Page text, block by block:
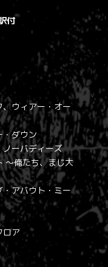
付
ウィアー・オー
・ダウン
ノーバディーズ
～俺たち、まじ大
アバウト・ミー
ロア